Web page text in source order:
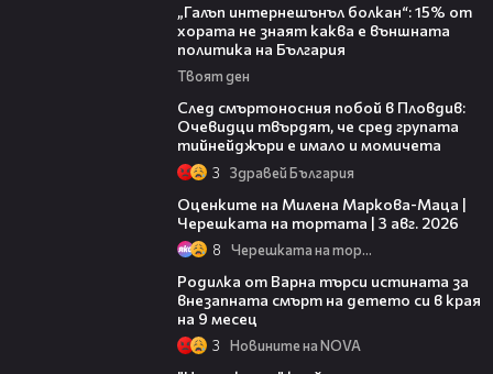
„Галъп интернешънъл болкан“: 15% от
хората не знаят каква е външната
политика на България
Твоят ден
След смъртоносния побой в Пловдив:
Очевидци твърдят, че сред групата
тийнейджъри е имало и момичета
3 Здравей България
Оценките на Милена Маркова-Маца |
Черешката на тортата | 3 авг. 2026
8 Черешката на тортата
Родилка от Варна търси истината за
внезапната смърт на детето си в края
на 9 месец
3 Новините на NOVA